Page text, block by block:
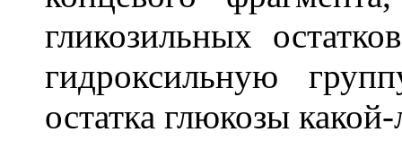
гликозильных
гидроксильную
остатка глюкозы